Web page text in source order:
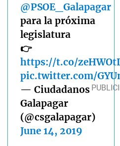
@PSOE_Galapagar
para la próxima
legislatura
👉
https://t.co/
pic.twitter.com/
— Ciudadanos
Galapagar
(@csgalapagar)
June 14, 2019